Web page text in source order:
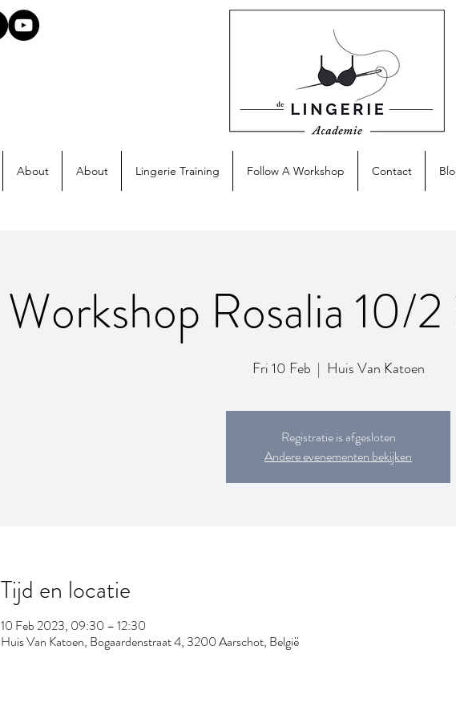
About About Lingerie Training Follow A Workshop Contact
Workshop Rosalia 10/
Fri 10 Feb
  |
Huis Van Katoen
Registratie is afgesloten
Andere evenementen bekijken
Tijd en locatie
10 Feb 2023, 09:30 – 12:30
Huis Van Katoen, Bogaardenstraat 4, 3200 Aarschot, België